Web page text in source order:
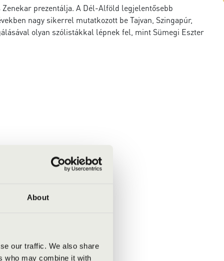
About
our traffic. We also share
who may combine it with
prezentálja. A Dél-Alföld legjelentősebb
nagy sikerrel mutatkozott be Tajvan, Szingapúr,
olyan szólistákkal lépnek fel, mint Sümegi Eszter